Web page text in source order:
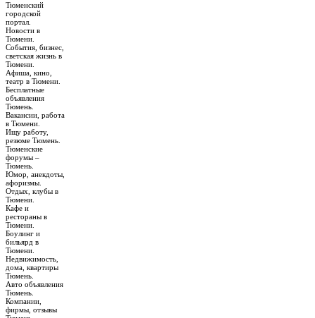
Тюменский
городской
портал.
Новости в
Тюмени.
События, бизнес,
светская жизнь в
Тюмени.
Афиша, кино,
театр в Тюмени.
Бесплатные
объявления
Тюмень.
Вакансии, работа
в Тюмени.
Ищу работу,
резюме Тюмень.
Тюменские
форумы –
Тюмень.
Юмор, анекдоты,
афоризмы.
Отдых, клубы в
Тюмени.
Кафе и
рестораны в
Тюмени.
Боулинг и
бильярд в
Тюмени.
Недвижимость,
дома, квартиры
Тюмень.
Авто объявления
Тюмень.
Компании,
фирмы, отзывы